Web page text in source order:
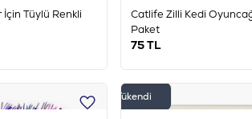
Tüylü Renkli
Catlife Zilli Kedi
Paket
75TL
Tükendi